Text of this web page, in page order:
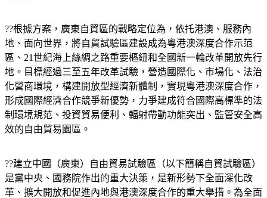
??根據方案，廣東自貿區的戰略定位為，依托港澳、服務內
地、面向世界，將自貿試驗區建設成為粵港澳深度合作示范
區、21世紀海上絲綢之路重要樞紐和全國新一輪改革開放先行
地。目標經過三至五年改革試驗，營造國際化、市場化、法治
化營商環境，構建開放型經濟新體制，實現粵港澳深度合作，
形成國際經濟合作競爭新優勢，力爭建成符合國際高標準的法
制環境規范、投資貿易便利、輻射帶動功能突出、監管安全高
效的自由貿易園區。
??建立中國（廣東）自由貿易試驗區（以下簡稱自貿試驗區）
是黨中央、國務院作出的重大決策，是新形勢下全面深化改
革、擴大開放和促進內地與港澳深度合作的重大舉措。為全面